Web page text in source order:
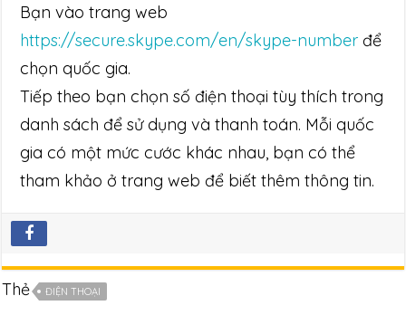
Bạn vào trang web
https://secure.skype.com/en/skype-number để
chọn quốc gia.
Tiếp theo bạn chọn số điện thoại tùy thích trong
danh sách để sử dụng và thanh toán. Mỗi quốc
gia có một mức cước khác nhau, bạn có thể
tham khảo ở trang web để biết thêm thông tin.
Thẻ ĐIỆN THOẠI